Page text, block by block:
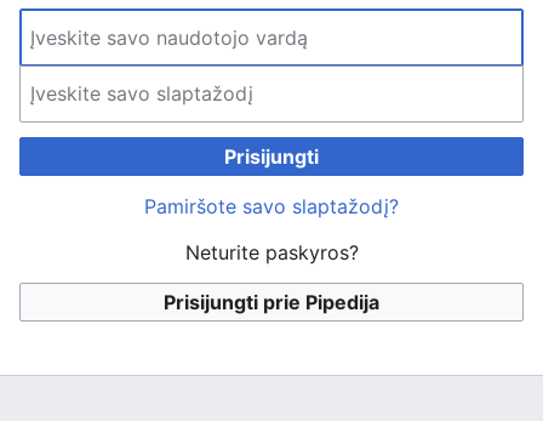
Prisijungti
Pamiršote savo slaptažodį?
Neturite paskyros?
Prisijungti prie Pipedija